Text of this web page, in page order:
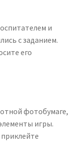
и
с заданием.
его
фотобумаге,
игры.